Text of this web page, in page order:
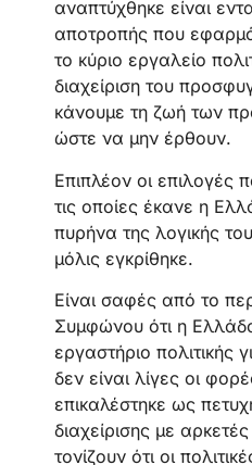
αναπτύχθηκε είναι
αποτροπής που
το κύριο εργαλείο
διαχείριση του
κάνουμε τη ζωή των
ώστε να μην έρθουν.
Επιπλέον οι επιλογές
τις οποίες έκανε η
πυρήνα της λογικής
μόλις εγκρίθηκε.
Είναι σαφές από το
Συμφώνου ότι η
εργαστήριο πολιτικής
δεν είναι λίγες οι
επικαλέστηκε ως
διαχείρισης με
τονίζουν ότι οι